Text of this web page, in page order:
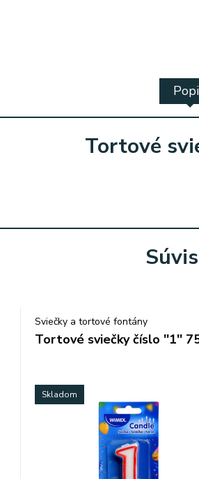
Tortové
Sviečky a tortové fontány
Tortové sviečky číslo ''1''
Skladom